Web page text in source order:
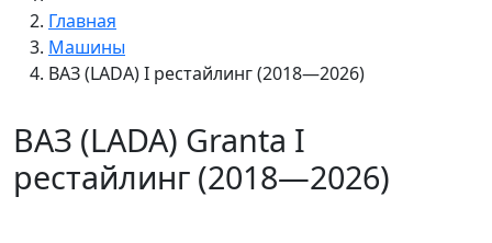
Главная
Машины
ВАЗ (LADA) I рестайлинг (2018—2026)
ВАЗ (LADA) Granta I
рестайлинг (2018—2026)